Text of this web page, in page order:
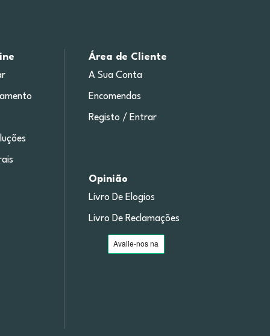
Área de Cliente
A Sua Conta
Encomendas
Registo / Entrar
Opinião
Livro De Elogios
Livro De Reclamações